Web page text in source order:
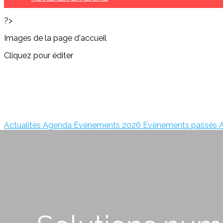
?>
Images de la page d'accueil
Cliquez pour éditer
Actualités Agenda Evénements 2026 Evènements passés